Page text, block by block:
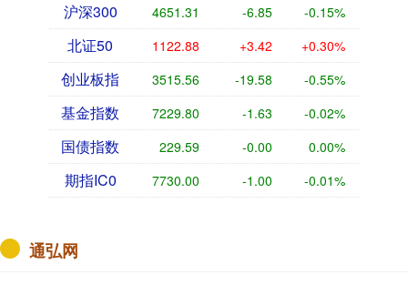
沪深300 4651.31 -6.85 -0.15%
北证50 1122.88 +3.42 +0.30%
创业板指 3515.56 -19.58 -0.55%
基金指数 7229.80 -1.63 -0.02%
国债指数 229.59 -0.00 0.00%
期指IC0 7730.00 -1.00 -0.01%
通弘网